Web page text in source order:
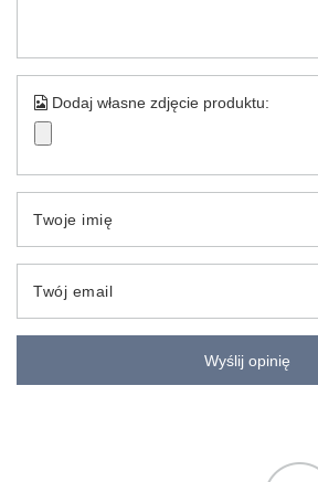
Dodaj własne zdjęcie produktu:
Twoje imię
Twój email
Wyślij opinię